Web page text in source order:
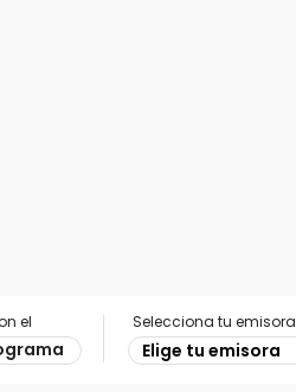
el Selecciona tu emisora
Elige tu emisora